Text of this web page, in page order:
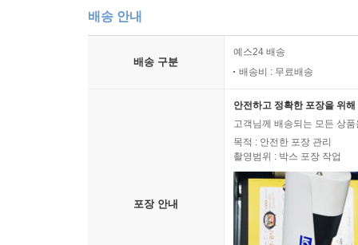
참고문헌 249
배송 안내
배송 구분
예스24 배송
배송비 : 무료배송
포장 안내
안전하고 정확한 포장을 위
고객님께 배송되는 모든 상
목적 : 안전한 포장 관리
촬영범위 : 박스 포장 작업